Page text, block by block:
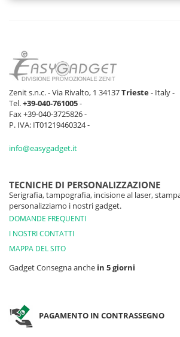
Zenit s.n.c. - Via Rivalto, 1 34137Trieste- Italy -
Tel.+39-040-761005-
Fax +39-040-3725826 -
P. IVA: IT01219460324 -
info@easygadget.it
TECNICHE DI PERSONALIZZAZIONE
Serigrafia, tampografia, incisione al laser,
personalizziamo i nostri gadget.
DOMANDE FREQUENTI
I NOSTRI CONTATTI
MAPPA DEL SITO
Gadget Consegna anche in 5 giorni
PAGAMENTO IN CONTRASSEGNO